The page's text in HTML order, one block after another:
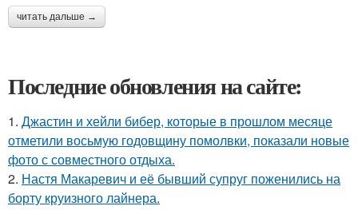
читать дальше →
Последние обновления на сайте:
1. Джастин и хейли бибер, которые в прошлом месяце
отметили восьмую годовщину помолвки, показали новые
фото с совместного отдыха.
2. Настя Макаревич и её бывший супруг поженились на
борту круизного лайнера.